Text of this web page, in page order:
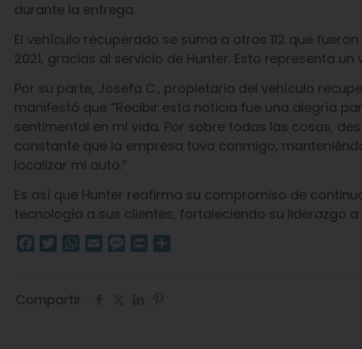
durante la entrega.
El vehículo recuperado se suma a otros 112 que
2021, gracias al servicio de Hunter. Esto representa un
Por su parte, Josefa C., propietaria del vehículo
manifestó que “Recibir esta noticia fue una alegría
sentimental en mi vida. Por sobre todas las cosas,
constante que la empresa tuvo conmigo,
localizar mi auto.”
Es así que Hunter reafirma su compromiso de
tecnología a sus clientes, fortaleciendo su liderazgo a
Facebook
TwitterWhatsApp
Email Message
Print
Compartir